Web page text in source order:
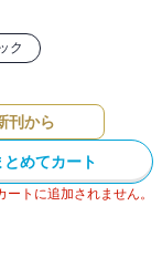
ク
刊から
とめてカート
トに追加されません。